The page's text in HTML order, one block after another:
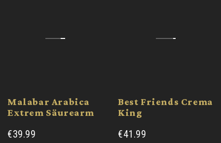
Malabar Arabica
Extrem Säurearm
€39.99
Best Friends Crema
King
€41.99